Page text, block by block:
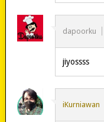
dapoorku
jiyossss
iKurniawan